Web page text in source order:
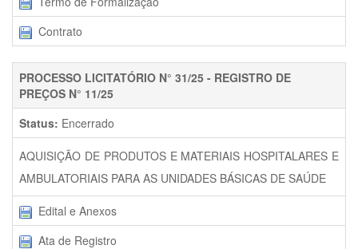
Contrato
PROCESSO LICITATÓRIO N° 31/25 - REGISTRO DE
PREÇOS N° 11/25
Status: Encerrado
AQUISIÇÃO DE PRODUTOS E MATERIAIS HOSPITALARES E
AMBULATORIAIS PARA AS UNIDADES BÁSICAS DE SAÚDE
Edital e Anexos
Ata de Registro